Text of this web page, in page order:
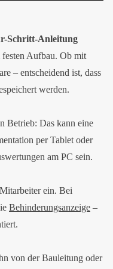
Schritt-Anleitung
Aufbau. Ob mit
– entscheidend ist, dass
werden.
Betrieb: Das kann eine
per Tablet oder
am PC sein.
ein. Bei
Behinderungsanzeige –
von der Bauleitung oder